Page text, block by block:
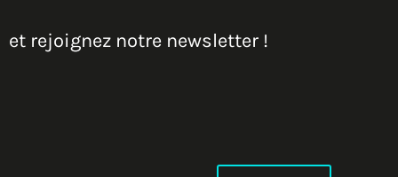
et rejoignez notre newsletter !